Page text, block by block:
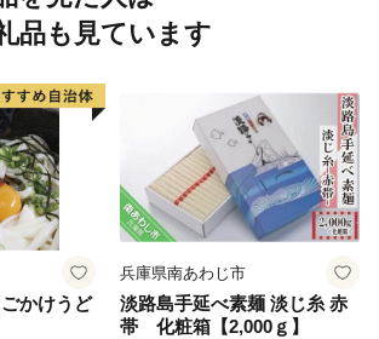
品も見ています
かけうど
兵庫県南あわじ市
淡路島手延べ素麺 淡じ糸 赤
帯 化粧箱【2,000ｇ】